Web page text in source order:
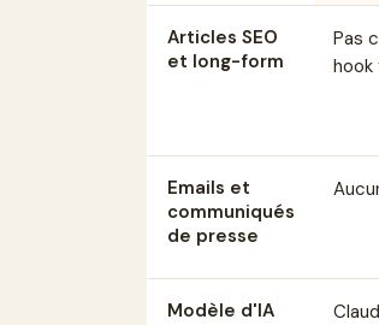
Articles SEO
et long-form
Pas
hook
Emails et
communiqués
de presse
Modèle d'IA